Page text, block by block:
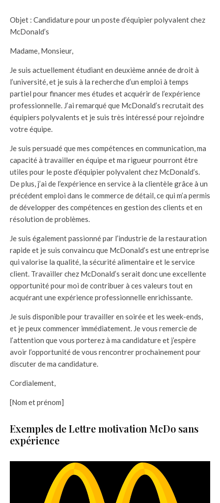
Objet : Candidature pour un poste d’équipier polyvalent chez
McDonald’s
Madame, Monsieur,
Je suis actuellement étudiant en deuxième année de droit à
l’université, et je suis à la recherche d’un emploi à temps
partiel pour financer mes études et acquérir de l’expérience
professionnelle. J’ai remarqué que McDonald’s recrutait des
équipiers polyvalents et je suis très intéressé pour rejoindre
votre équipe.
Je suis persuadé que mes compétences en communication, ma
capacité à travailler en équipe et ma rigueur pourront être
utiles pour le poste d’équipier polyvalent chez McDonald’s.
De plus, j’ai de l’expérience en service à la clientèle grâce à un
précédent emploi dans le commerce de détail, ce qui m’a permis
de développer des compétences en gestion des clients et en
résolution de problèmes.
Je suis également passionné par l’industrie de la restauration
rapide et je suis convaincu que McDonald’s est une entreprise
qui valorise la qualité, la sécurité alimentaire et le service
client. Travailler chez McDonald’s serait donc une excellente
opportunité pour moi de contribuer à ces valeurs tout en
acquérant une expérience professionnelle enrichissante.
Je suis disponible pour travailler en soirée et les week-ends,
et je peux commencer immédiatement. Je vous remercie de
l’attention que vous porterez à ma candidature et j’espère
avoir l’opportunité de vous rencontrer prochainement pour
discuter de ma candidature.
Cordialement,
[Nom et prénom]
Exemples de Lettre motivation McDo sans
expérience